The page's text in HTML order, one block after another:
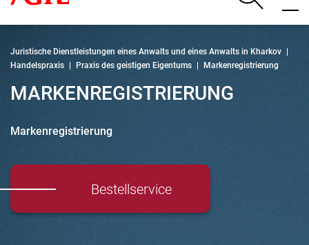
Juristische Dienstleistungen eines Anwalts und eines Anwalts in Kharkov
Handelspraxis
Praxis des geistigen Eigentums Markenregistrierung
MARKENREGISTRIERUNG
Markenregistrierung
Bestellservice